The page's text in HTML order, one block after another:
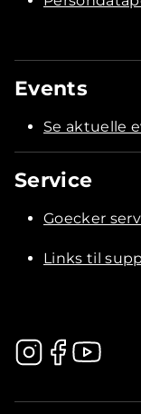
Events
Se aktuelle
Service
Goecker
Links til